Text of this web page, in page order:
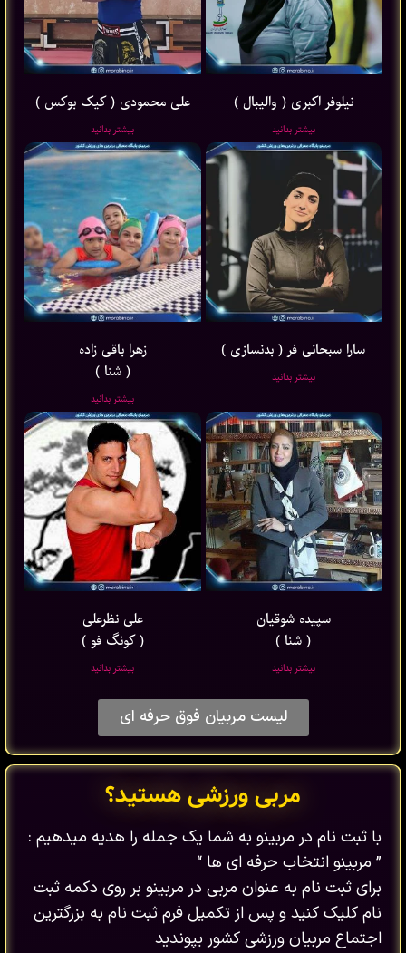
نیلوفر اکبری ( والیبال )
بیشتر بدانید
علی محمودی ( کیک بوکس )
بیشتر بدانید
سارا سبحانی فر ( بدنسازی )
بیشتر بدانید
زهرا باقی ‌زاده
( شنا )
بیشتر بدانید
سپیده شوقیان
( شنا )
بیشتر بدانید
علی نظرعلی
( کونگ فو )
بیشتر بدانید
لیست مربیان فوق حرفه ای
مربی ورزشی هستید؟
با ثبت نام در مربینو به شما یک جمله را هدیه میدهیم :
” مربینو انتخاب حرفه ای ها “
برای ثبت نام به عنوان مربی در مربینو بر روی دکمه ثبت
نام کلیک کنید و پس از تکمیل فرم ثبت نام به بزرگترین
اجتماع مربیان ورزشی کشور بپوندید